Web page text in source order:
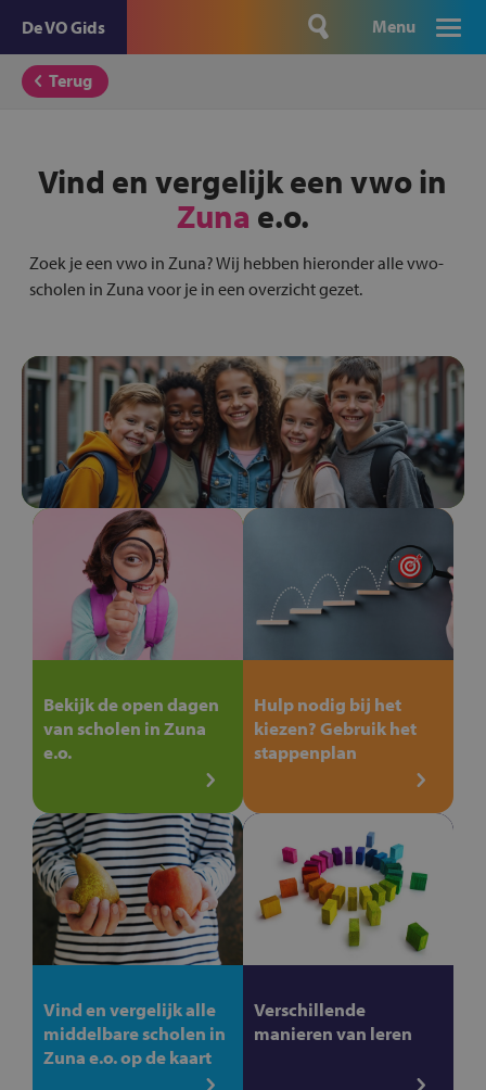
De VO Gids Menu
Terug
Vind en vergelijk een vwo in
Zuna e.o.
Zoek je een vwo in Zuna? Wij hebben hieronder alle vwo-
scholen in Zuna voor je in een overzicht gezet.
Bekijk de open dagen
van scholen in Zuna
e.o.
Hulp nodig bij het
kiezen? Gebruik het
stappenplan
Vind en vergelijk alle
middelbare scholen in
Zuna e.o. op de kaart
Verschillende
manieren van leren